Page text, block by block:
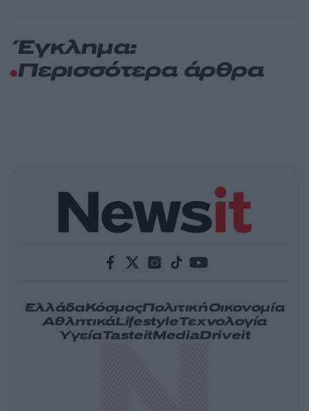
Έγκλημα:
Περισσότερα άρθρα
ΕλλάδαΚόσμοςΠολιτικήΟικονομία
ΑθλητικάLifestyleΤεχνολογία
ΥγείαTasteitMediaDriveit